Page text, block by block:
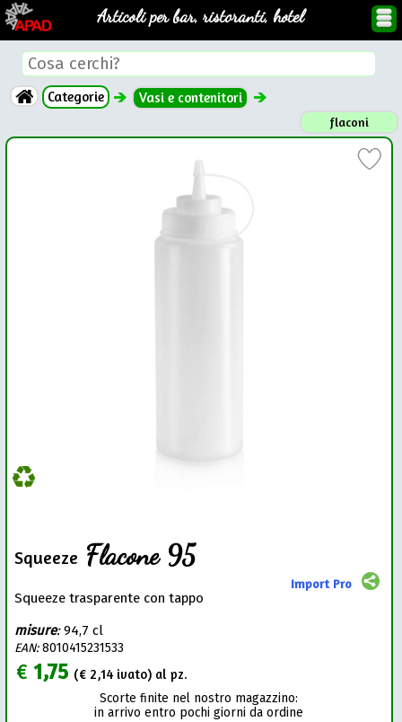
Articoli per bar, ristoranti, hotel
Categorie Vasi e contenitori
flaconi
Squeeze Flacone 95
Import Pro
Squeeze trasparente con tappo
misure:94,7 cl
EAN:8010415231533
€1,75 (€ 2,14ivato) al pz.
Scorte finite nel nostro magazzino:
in arrivo entro pochi giorni da ordine